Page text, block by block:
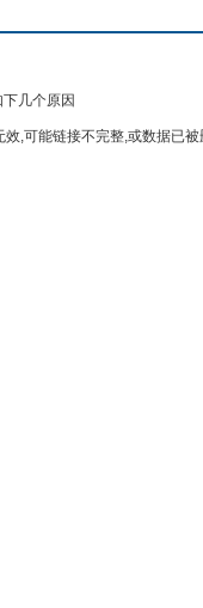
几个原因
,可能链接不完整,或数据已